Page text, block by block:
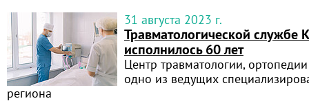
31 августа 2023 г.
Травматологической службе
исполнилось 60 лет
Центр травматологии,
одно из ведущих
региона